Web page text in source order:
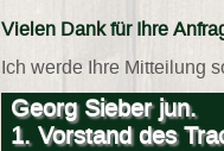
Vielen Dank für Ihre
Ich werde Ihre Mitteilung
Georg Sieber jun.
1. Vorstand des